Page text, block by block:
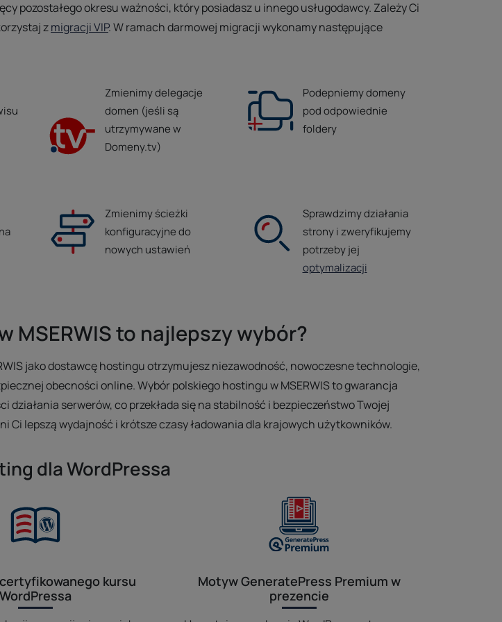
pozostałego okresu ważności, który posiadasz u innego usługodawcy. Zależy Ci
zmigracji VIP. W ramach darmowej migracji wykonamy następujące
Zmienimy delegacje
domen (jeśli są
utrzymywane w
Domeny.tv)
Podepniemy domeny
pod odpowiednie
foldery
Zmienimy ścieżki
konfiguracyjne do
nowych ustawień
Sprawdzimy działania
strony i zweryfikujemy
potrzeby jej
optymalizacji
MSERWIS to najlepszy wybór?
jako dostawcę hostingu otrzymujesz niezawodność, nowoczesne technologie,
obecności online. Wybór polskiego hostingu w MSERWIS to gwarancja
serwerów, co przekłada się na stabilność i bezpieczeństwo Twojej
lepszą wydajność i krótsze czasy ładowania dla krajowych użytkowników.
dla WordPressa
kursu
WordPressa
Motyw GeneratePress Premium w
prezencie